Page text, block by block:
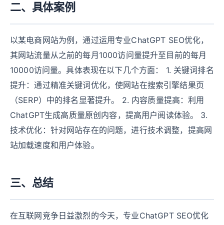
二、具体案例
以某电商网站为例，通过运用专业ChatGPT SEO优化，
其网站流量从之前的每月1000访问量提升至目前的每月
10000访问量。具体表现在以下几个方面： 1. 关键词排名
提升：通过精准关键词优化，使网站在搜索引擎结果页
（SERP）中的排名显著提升。 2. 内容质量提高：利用
ChatGPT生成高质量原创内容，提高用户阅读体验。 3.
技术优化：针对网站存在的问题，进行技术调整，提高网
站加载速度和用户体验。
三、总结
在互联网竞争日益激烈的今天，专业ChatGPT SEO优化